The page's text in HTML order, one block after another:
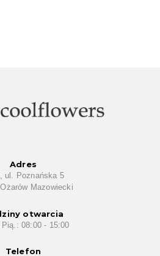
Adres
ul. Poznańska 5
Mazowiecki
otwarcia
Pią.: 08:00 - 15:00
Telefon